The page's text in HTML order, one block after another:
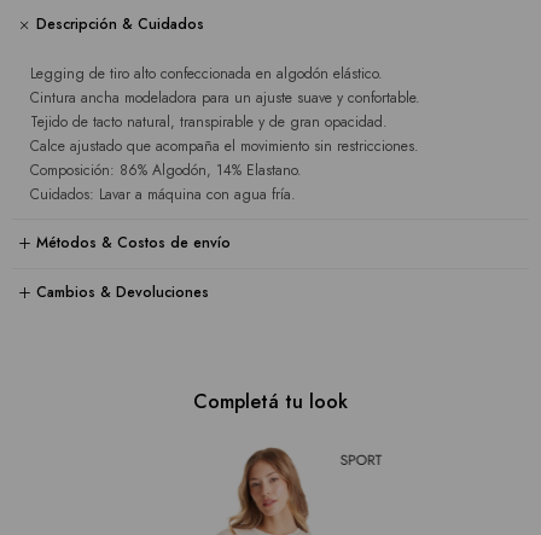
Descripción & Cuidados
Legging de tiro alto confeccionada en algodón elástico.
Cintura ancha modeladora para un ajuste suave y confortable.
Tejido de tacto natural, transpirable y de gran opacidad.
Calce ajustado que acompaña el movimiento sin restricciones.
Composición: 86% Algodón, 14% Elastano.
Cuidados: Lavar a máquina con agua fría.
Métodos & Costos de envío
Cambios & Devoluciones
Completá tu look